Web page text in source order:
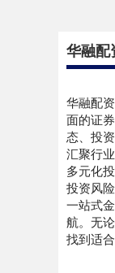
华融配
华融配
面的证
态、投
汇聚行
多元化
投资风
一站式
航。无
找到适